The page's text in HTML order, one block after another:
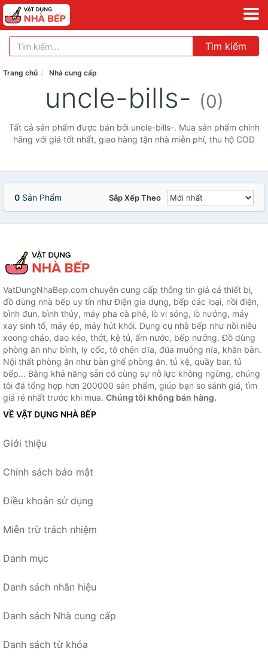
Tìm kiếm
Trang chủ Nhà cung cấp
uncle-bills- (0)
Tất cả sản phẩm được bán bởi uncle-bills-. Mua sản phẩm chính
hãng với giá tốt nhất, giao hàng tận nhà miễn phí, thu hộ COD
0 Sản Phẩm Sắp Xếp Theo
VatDungNhaBep.com chuyên cung cấp thông tin giá cả thiết bị,
đồ dùng nhà bếp uy tín như Điện gia dụng, bếp các loại, nồi điện,
bình đun, bình thủy, máy pha cà phê, lò vi sóng, lò nướng, máy
xay sinh tố, máy ép, máy hút khói. Dụng cụ nhà bếp như nồi niêu
xoong chảo, dao kéo, thớt, kệ tủ, ấm nước, bếp nướng. Đồ dùng
phòng ăn như bình, ly cốc, tô chén dĩa, đũa muỗng nĩa, khăn bàn.
Nội thất phòng ăn như bàn ghế phòng ăn, tủ kệ, quầy bar, tủ
bếp... Bằng khả năng sẵn có cùng sự nỗ lực không ngừng, chúng
tôi đã tổng hợp hơn 200000 sản phẩm, giúp bạn so sánh giá, tìm
giá rẻ nhất trước khi mua. Chúng tôi không bán hàng.
VỀ VẬT DỤNG NHÀ BẾP
Giới thiệu
Chính sách bảo mật
Điều khoản sử dụng
Miễn trừ trách nhiệm
Danh mục
Danh sách nhãn hiệu
Danh sách Nhà cung cấp
Danh sách từ khóa